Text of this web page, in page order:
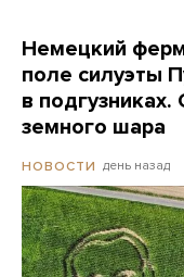
Немецкий
поле силуэты
в
земного шара
НОВОСТИ день назад